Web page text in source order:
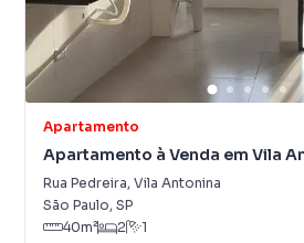
Apartamento
Apartamento à Venda em Vila
Rua Pedreira, Vila Antonina
São Paulo, SP
40m² 2 1